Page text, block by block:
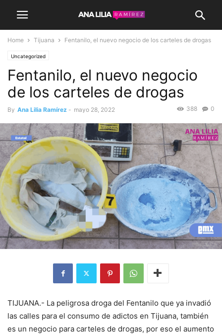
Home Tijuana Fentanilo, el nuevo negocio de los carteles de drogas
Uncategorized
Fentanilo, el nuevo negocio
de los carteles de drogas
By Ana Lilia Ramírez - mayo 28, 2022 0
388
TIJUANA.- La peligrosa droga del Fentanilo que ya invadió
las calles para el consumo de adictos en Tijuana, también
es un negocio para carteles de drogas, por eso el aumento